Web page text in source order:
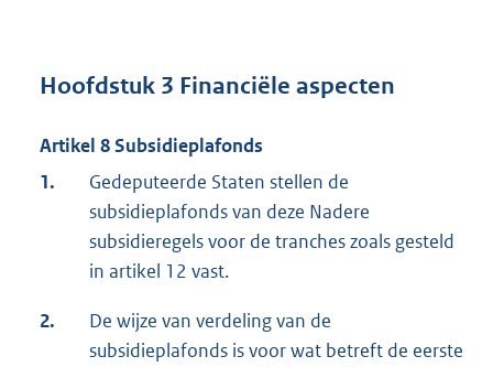
Hoofdstuk 3 Financiële aspecten
Artikel 8 Subsidieplafonds
1.
Gedeputeerde Staten stellen de
subsidieplafonds van deze Nadere
subsidieregels voor de tranches zoals gesteld
in artikel 12 vast.
2.
De wijze van verdeling van de
subsidieplafonds is voor wat betreft de eerste